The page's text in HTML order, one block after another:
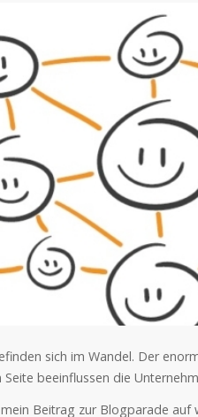
sich im Wandel. Der
beeinflussen die
Beitrag zur Blogparade